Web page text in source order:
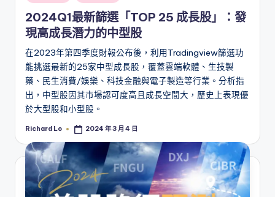
in
2024Q1最新篩選「TOP 25 成長股」：發
現高成長潛力的中型股
在2023年第四季度財報公布後，利用Tradingview篩選功
能挑選最新的25家中型成長股，覆蓋雲端軟體、生技製
藥、民生消費/娛樂、科技金融與電子製造等行業。分析指
出，中型股因其市場認可度高且成長空間大，歷史上表現優
於大型股和小型股。
Posted
Richard Lo 2024 年 3 月 4 日